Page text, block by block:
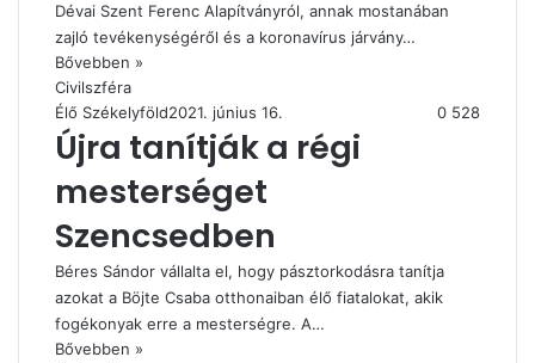
Dévai Szent Ferenc Alapítványról, annak mostanában
zajló tevékenységéről és a koronavírus járvány…
Bővebben »
Civilszféra
Élő Székelyföld2021. június 16. 0 528
Újra tanítják a régi
mesterséget
Szencsedben
Béres Sándor vállalta el, hogy pásztorkodásra tanítja
azokat a Böjte Csaba otthonaiban élő fiatalokat, akik
fogékonyak erre a mesterségre. A…
Bővebben »